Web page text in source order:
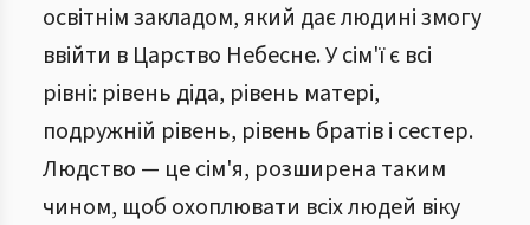
освітнім закладом, який дає людині змогу
ввійти в Царство Небесне. У сім'ї є всі
рівні: рівень діда, рівень матері,
подружній рівень, рівень братів і сестер.
Людство — це сім'я, розширена таким
чином, щоб охоплювати всіх людей віку